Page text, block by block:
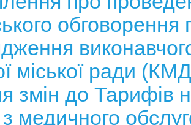
обговорення
міської ради
змін до Тарифів
медичного